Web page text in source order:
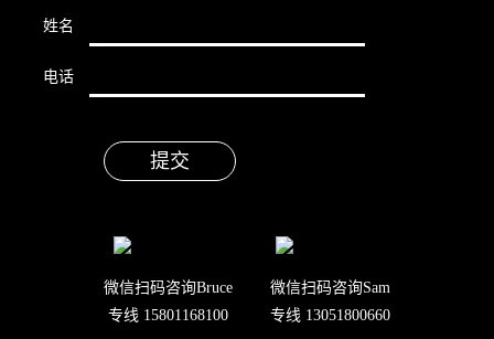
姓名
电话
微信扫码咨询Bruce
专线 15801168100
微信扫码咨询Sam
专线 13051800660